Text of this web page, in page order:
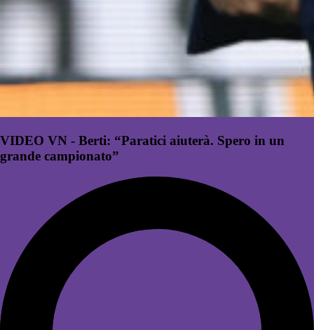
VIDEO VN - Berti: “Paratici aiuterà. Spero in un
grande campionato”